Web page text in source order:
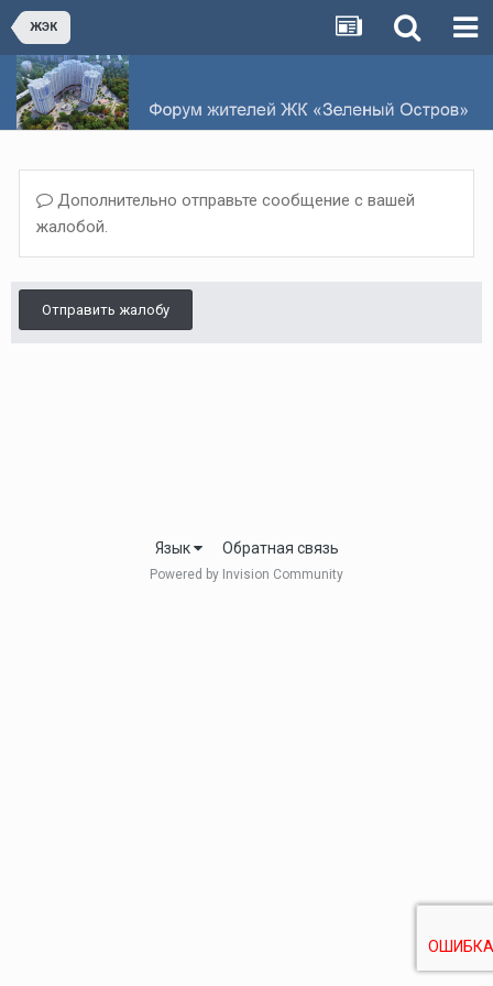
ЖЭК
Дополнительно отправьте сообщение с вашей
жалобой.
Отправить жалобу
Язык Обратная связь
Powered by Invision Community